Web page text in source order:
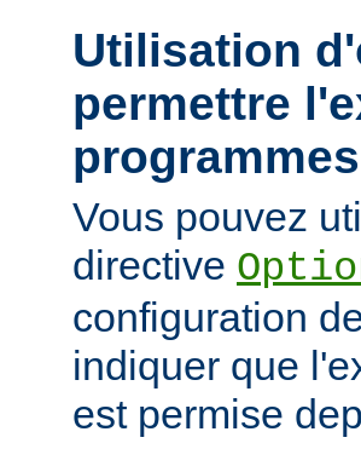
Utilisation
permettre
Vous pouvez
directive
configuration
indiquer que
est permise